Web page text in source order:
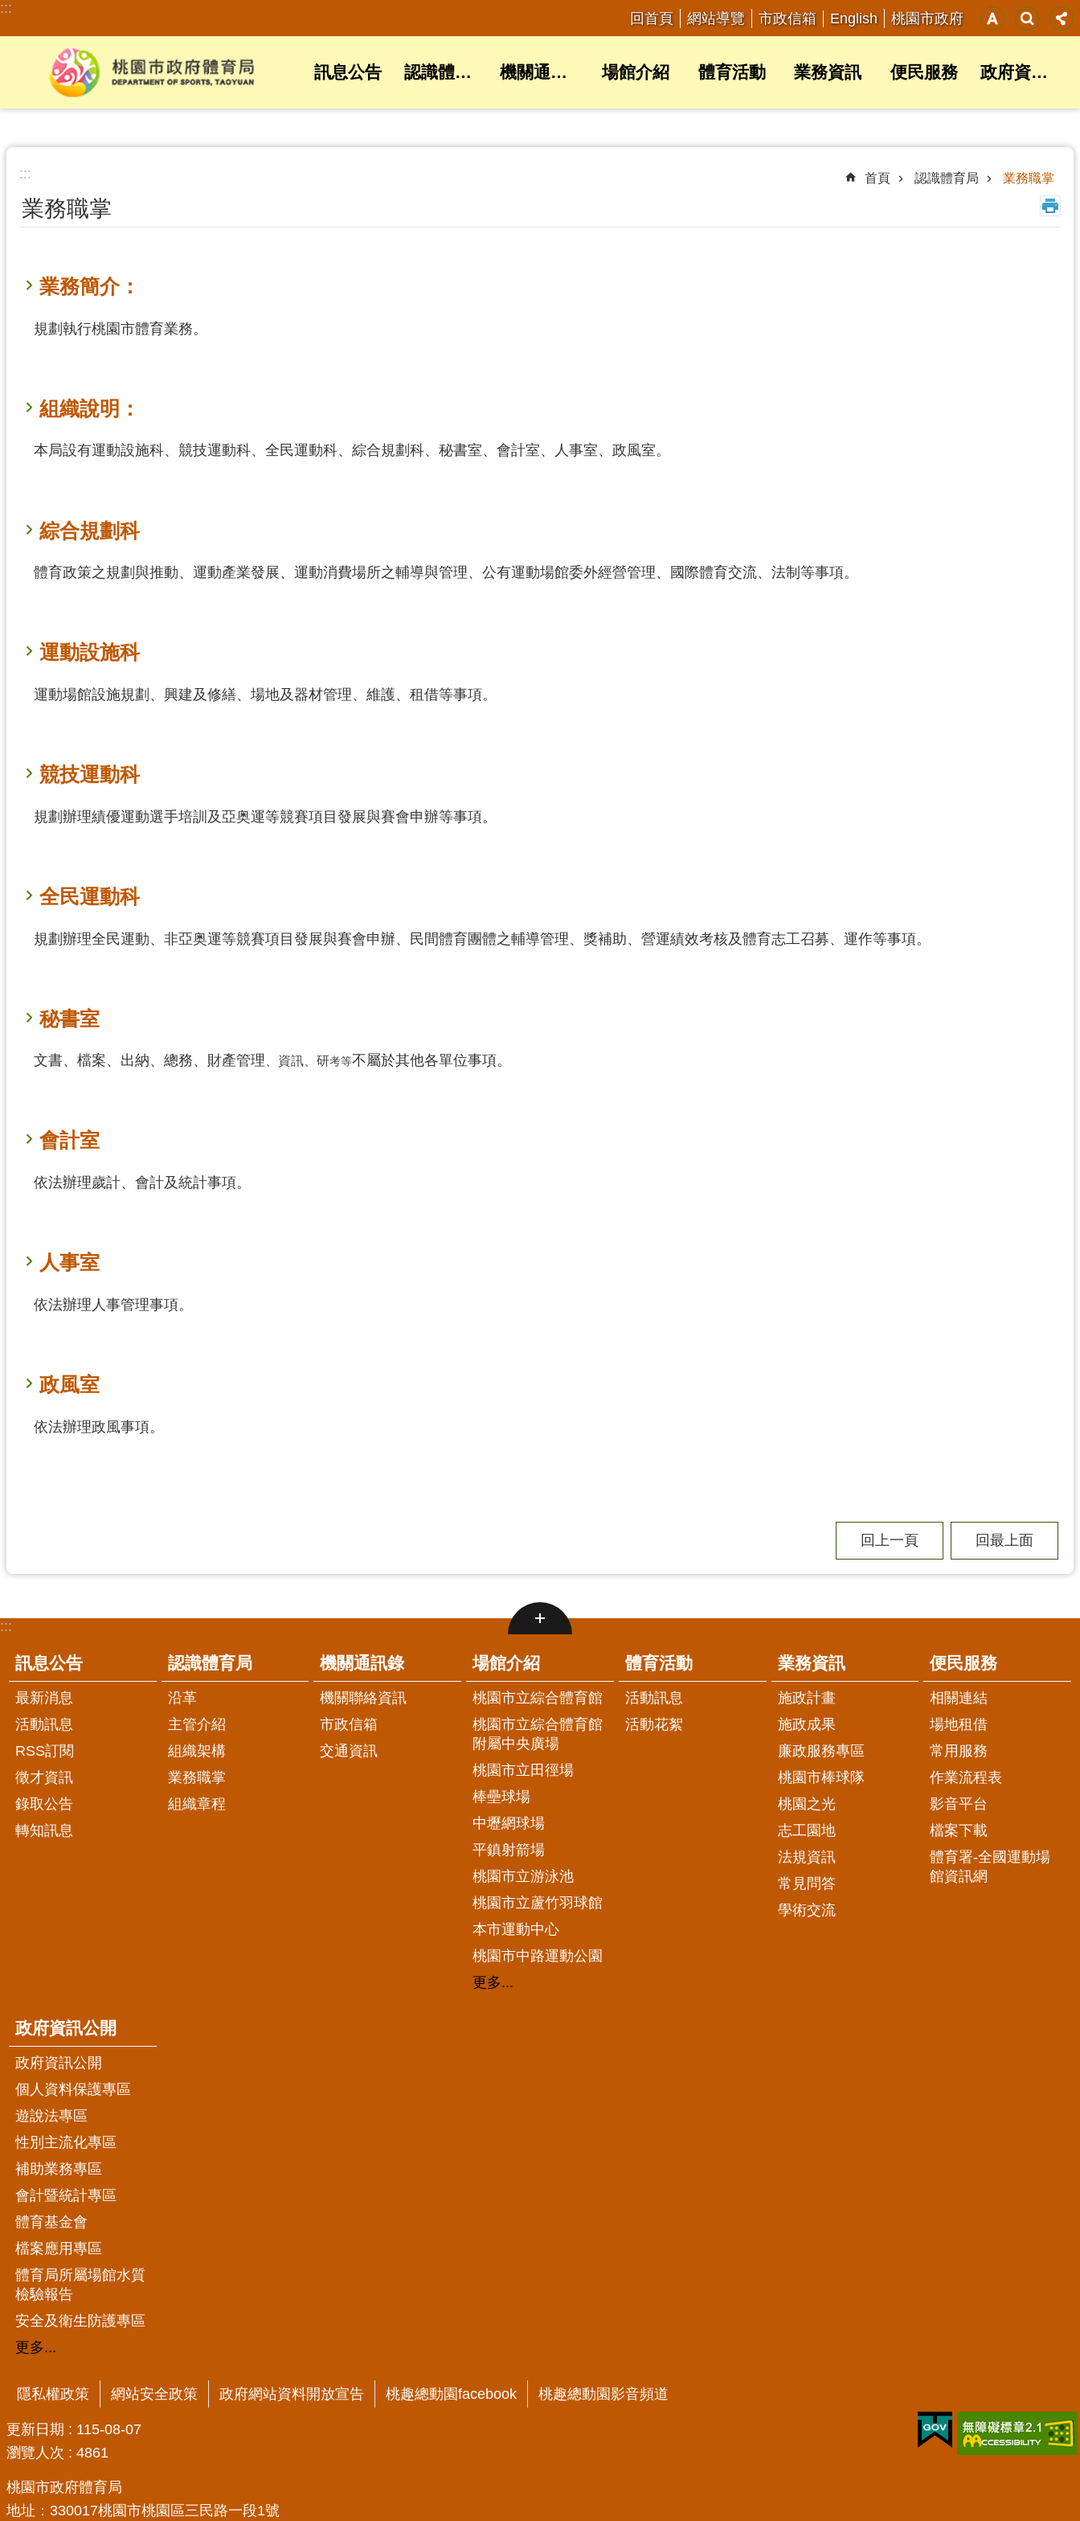
跳到主要內容區塊
:::
回首頁 網站導覽 市政信箱 English 桃園市政府
訊息公告 認識體育局 機關通訊錄 場館介紹 體育活動 業務資訊 便民服務 政府資訊公開
::: 首頁 認識體育局 業務職掌
業務職掌
業務簡介：
規劃執行桃園市體育業務。
組織說明：
本局設有運動設施科、競技運動科、全民運動科、綜合規劃科、秘書室、會計室、人事室、政風室。
綜合規劃科
體育政策之規劃與推動、運動產業發展、運動消費場所之輔導與管理、公有運動場館委外經營管理、國際體育交流、法制等事項。
運動設施科
運動場館設施規劃、興建及修繕、場地及器材管理、維護、租借等事項。
競技運動科
規劃辦理績優運動選手培訓及亞奥運等競賽項目發展與賽會申辦等事項。
全民運動科
規劃辦理全民運動、非亞奥運等競賽項目發展與賽會申辦、民間體育團體之輔導管理、獎補助、營運績效考核及體育志工召募、運作等事項。
秘書室
文書、檔案、出納、總務、財產管理 、資訊、研考等不屬於其他各單位事項。
會計室
依法辦理歲計、會計及統計事項。
人事室
依法辦理人事管理事項。
政風室
依法辦理政風事項。
回上一頁 回最上面
:::
訊息公告
最新消息
活動訊息
RSS訂閱
徵才資訊
錄取公告
轉知訊息
認識體育局
沿革
主管介紹
組織架構
業務職掌
組織章程
機關通訊錄
機關聯絡資訊
市政信箱
交通資訊
場館介紹
桃園市立綜合體育館
桃園市立綜合體育館
附屬中央廣場
桃園市立田徑場
棒壘球場
中壢網球場
平鎮射箭場
桃園市立游泳池
桃園市立蘆竹羽球館
本市運動中心
桃園市中路運動公園
更多...
體育活動
活動訊息
活動花絮
業務資訊
施政計畫
施政成果
廉政服務專區
桃園市棒球隊
桃園之光
志工園地
法規資訊
常見問答
學術交流
便民服務
相關連結
場地租借
常用服務
作業流程表
影音平台
檔案下載
體育署-全國運動場
館資訊網
政府資訊公開
政府資訊公開
個人資料保護專區
遊說法專區
性別主流化專區
補助業務專區
會計暨統計專區
體育基金會
檔案應用專區
體育局所屬場館水質
檢驗報告
安全及衛生防護專區
更多...
隱私權政策 網站安全政策 政府網站資料開放宣告 桃趣總動園facebook 桃趣總動園影音頻道
更新日期
115-08-07
瀏覽人次
4861
桃園市政府體育局
地址：330017桃園市桃園區三民路一段1號